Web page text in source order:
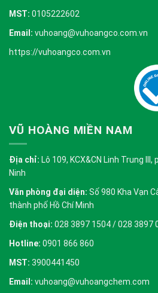
MST: 0105222602
Email: vuhoang@vuhoangco.com.vn
https://vuhoangco.com.vn
VŨ HOÀNG MIỀN NAM
Địa chỉ: Lô 109, KCX&CN Linh Trung
Ninh
Văn phòng đại diện: Số 980 Kha Vạn
thành phố Hồ Chí Minh
Điện thoại: 028 3897 1504 / 028 3897
Hotline: 0901 866 860
MST: 3900441450
Email: vuhoang@vuhoangchem.com